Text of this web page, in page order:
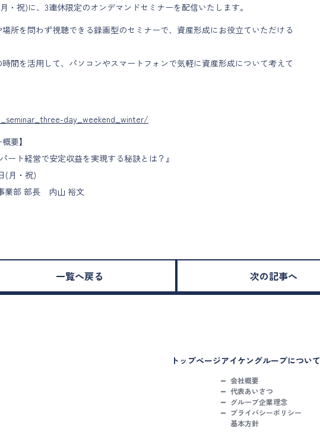
月・祝)に、3連休限定のオンデマンドセミナーを配信いたします。
所を問わず視聴できる録画型のセミナーで、資産形成にお役立ていただける
間を活用して、パソコンやスマートフォンで気軽に資産形成について考えて
day_weekend_winter/
要】
ート経営で安定収益を実現する秘訣とは？』
(月・祝)
業部 部長 内山 裕文
一覧へ戻る 次の記事へ
トップページアイケングループについて
会社概要
代表あいさつ
グループ企業理念
プライバシーポリシー
基本方針